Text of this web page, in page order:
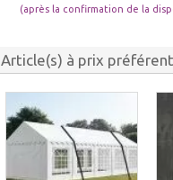
(après la confirmation de la
Article(s) à prix